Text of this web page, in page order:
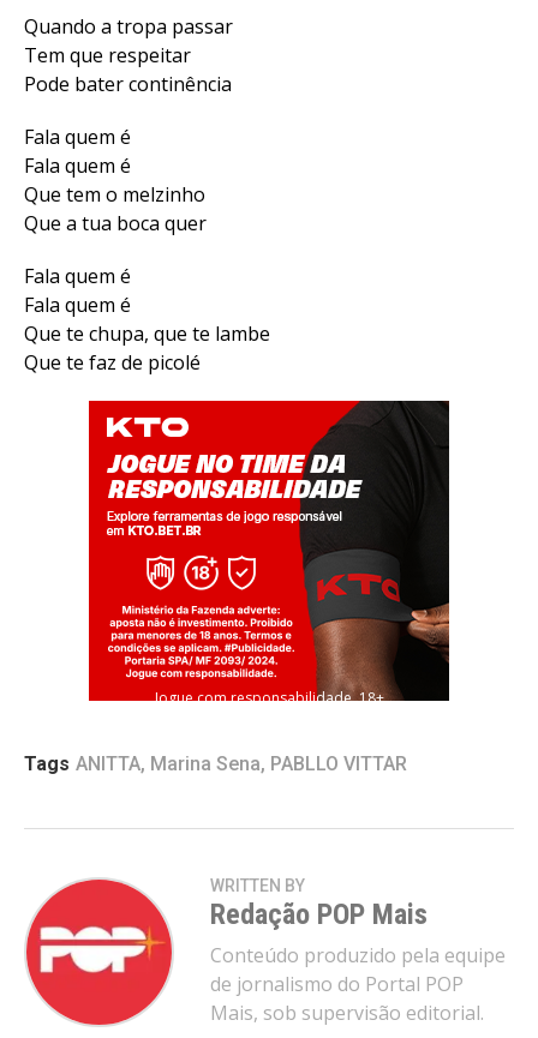
Quando a tropa passar
Tem que respeitar
Pode bater continência
Fala quem é
Fala quem é
Que tem o melzinho
Que a tua boca quer
Fala quem é
Fala quem é
Que te chupa, que te lambe
Que te faz de picolé
Jogue com responsabilidade. 18+
Tags ANITTA, Marina Sena, PABLLO VITTAR
WRITTEN BY
Redação POP Mais
Conteúdo produzido pela equipe
de jornalismo do Portal POP
Mais, sob supervisão editorial.